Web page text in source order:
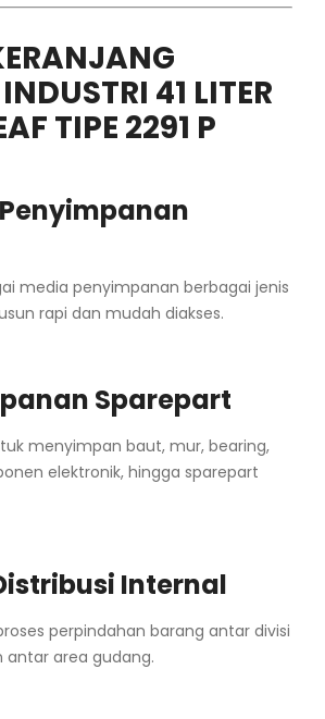
41 LITER
TIPE 2291 P
media penyimpanan berbagai jenis
rapi dan mudah diakses.
Sparepart
menyimpan baut, mur, bearing,
elektronik, hingga sparepart
Internal
perpindahan barang antar divisi
antar area gudang.